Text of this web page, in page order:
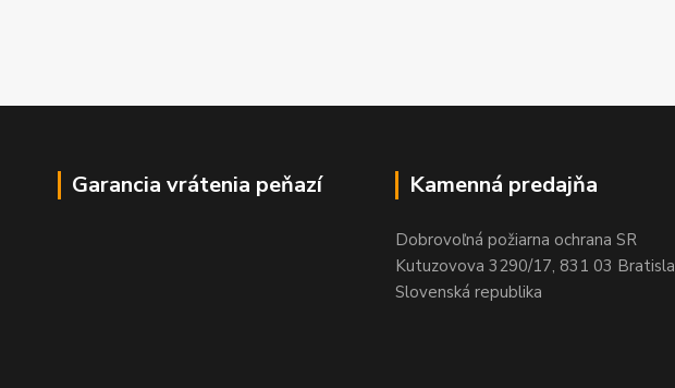
Garancia vrátenia peňazí Kamenná predajňa
Dobrovoľná požiarna ochrana SR
Kutuzovova 3290/17, 831 03
Slovenská republika